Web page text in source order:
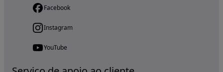
Facebook
Instagram
YouTube